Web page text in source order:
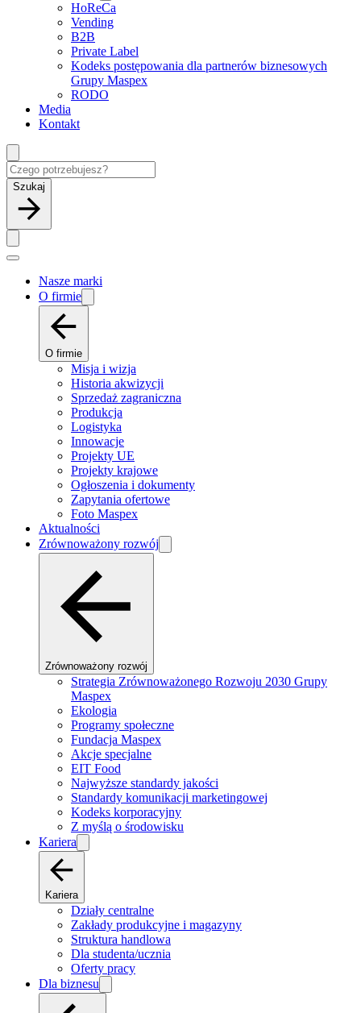
HoReCa
Vending
B2B
Private Label
Kodeks postępowania dla partnerów biznesowych
Grupy Maspex
RODO
Media
Kontakt
Szukaj
Nasze marki
O firmie
O firmie
Misja i wizja
Historia akwizycji
Sprzedaż zagraniczna
Produkcja
Logistyka
Innowacje
Projekty UE
Projekty krajowe
Ogłoszenia i dokumenty
Zapytania ofertowe
Foto Maspex
Aktualności
Zrównoważony rozwój
Zrównoważony rozwój
Strategia Zrównoważonego Rozwoju 2030 Grupy
Maspex
Ekologia
Programy społeczne
Fundacja Maspex
Akcje specjalne
EIT Food
Najwyższe standardy jakości
Standardy komunikacji marketingowej
Kodeks korporacyjny
Z myślą o środowisku
Kariera
Kariera
Działy centralne
Zakłady produkcyjne i magazyny
Struktura handlowa
Dla studenta/ucznia
Oferty pracy
Dla biznesu